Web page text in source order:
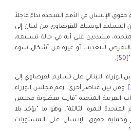
أرسل خبراء حقوق الإنسان في الأمم المتحدة نداءً عاجلاً
التسليم الوشيك للقرضاوي من لبنان إلى
مشددين على أنه في حالة تسليمه،
للتعذيب أو غيره من أشكال سوء
[50]
.
وافق مجلس الوزراء اللبناني على تسليم القرضاوي إلى
. ومن بين عناصر أخرى، زعم مجلس الوزراء
العربية المتحدة "فازت بعضوية مجلس
المتحدة للمرة الثالثة"، وهو ما "يؤكد بلا
وحماية حقوق الإنسان على المستويات